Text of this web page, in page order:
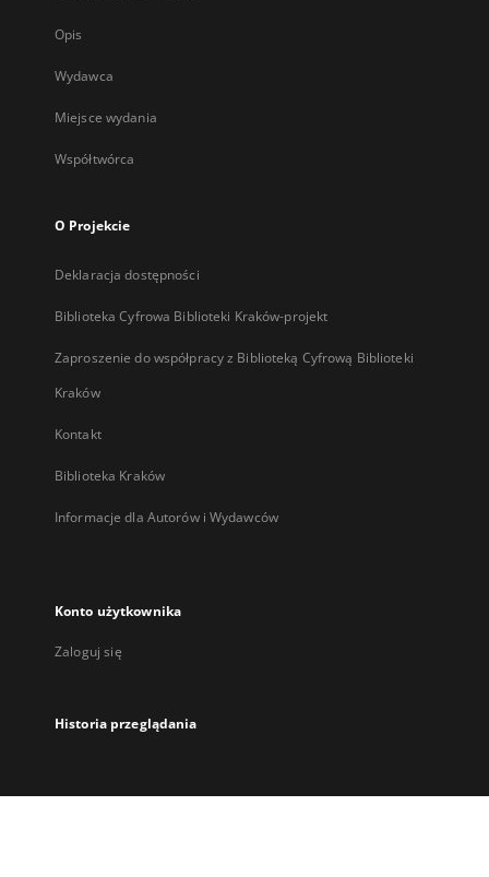
Opis
Wydawca
Miejsce wydania
Współtwórca
O Projekcie
Deklaracja dostępności
Biblioteka Cyfrowa Biblioteki Kraków-projekt
Zaproszenie do współpracy z Biblioteką Cyfrową Biblioteki
Kraków
Kontakt
Biblioteka Kraków
Informacje dla Autorów i Wydawców
Konto użytkownika
Zaloguj się
Historia przeglądania